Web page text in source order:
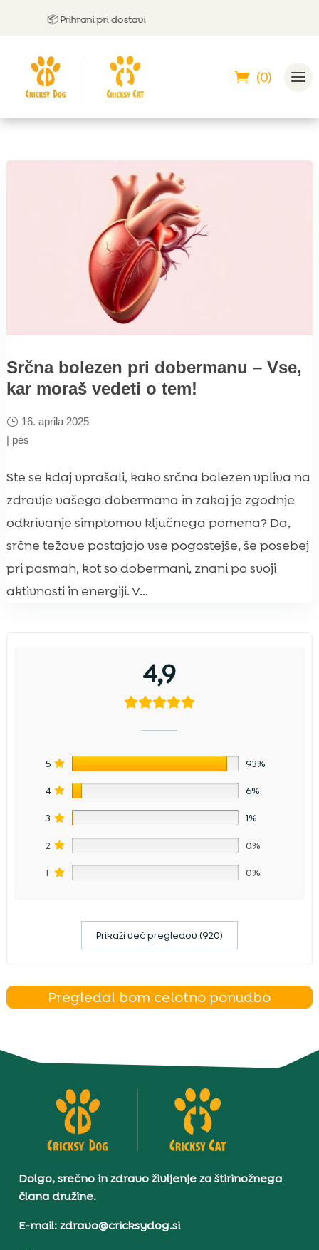
📦 Prihrani pri dostavi
(0)
Srčna bolezen pri dobermanu – Vse,
kar moraš vedeti o tem!
16. aprila 2025
| pes
Ste se kdaj vprašali, kako srčna bolezen vpliva na
zdravje vašega dobermana in zakaj je zgodnje
odkrivanje simptomov ključnega pomena? Da,
srčne težave postajajo vse pogostejše, še posebej
pri pasmah, kot so dobermani, znani po svoji
aktivnosti in energiji. V...
4,9
5 93%
4 6%
3 1%
2 0%
1 0%
Prikaži več pregledov (920)
Pregledal bom celotno ponudbo
Dolgo, srečno in zdravo življenje za štirinožnega
člana družine.
E-mail: zdravo@cricksydog.si